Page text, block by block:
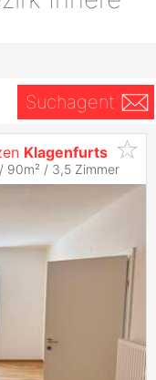
Suchagent
Klagenfurts
/ 90m² / 3,5 Zimmer